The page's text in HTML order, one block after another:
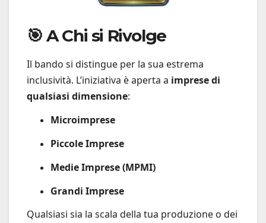
🎯 A Chi si Rivolge
Il bando si distingue per la sua estrema
inclusività. L’iniziativa è aperta a imprese di
qualsiasi dimensione:
Microimprese
Piccole Imprese
Medie Imprese (MPMI)
Grandi Imprese
Qualsiasi sia la scala della tua produzione o dei